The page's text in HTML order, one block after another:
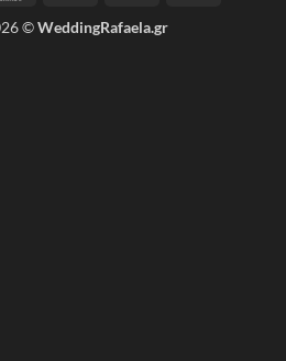
Delivery
©WeddingRafaela.gr